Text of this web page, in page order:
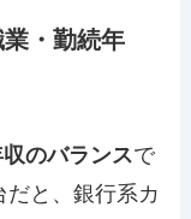
・勤続年
のバランスで
と、銀行系カ